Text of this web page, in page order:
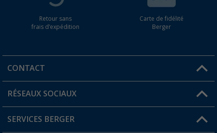
Retour sans
frais d'expédition
Carte de fidélité
Berger
CONTACT
Une question ?
Trouver une magasin
RÉSEAUX SOCIAUX
SERVICES BERGER